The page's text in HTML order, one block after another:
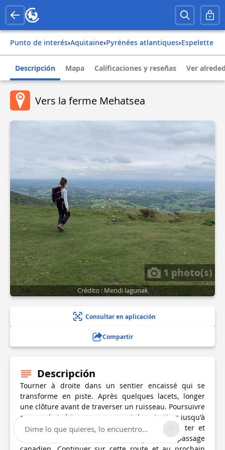
Punto de interés› aquitaine› pyrénées atlantiques› espelette
Descripción Mapa Calificaciones y reseñas Ver
Vers la ferme Mehatsea
1 photo(s)
Crédito : Mendi lagunak
Consultar en aplicación
Compartir
Descripción
Tourner à droite dans un sentier encaissé qui se
transforme en piste. Après quelques lacets, longer
une clôture avant de traverser un ruisseau. Poursuivre
en sous-bois à travers un couvert de noisetiers jusqu'à
rejoindre une piste dans un virage. L'emprunter et
arriver au niveau d'une route après un passage
Dime lo que quieres, lo encuentro...